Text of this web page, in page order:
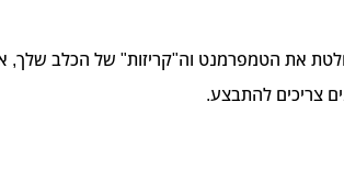
את הטמפרמנט וה"קריזות" של הכלב שלך,
צריכים להתבצע.